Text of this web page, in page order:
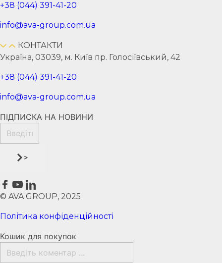
+38 (044) 391-41-20
info@ava-group.com.ua
КОНТАКТИ
Україна, 03039, м. Київ пр. Голосіївський, 42
+38 (044) 391-41-20
info@ava-group.com.ua
ПІДПИСКА НА НОВИНИ
>
© AVA GROUP, 2025
Політика конфіденційності
Кошик для покупок